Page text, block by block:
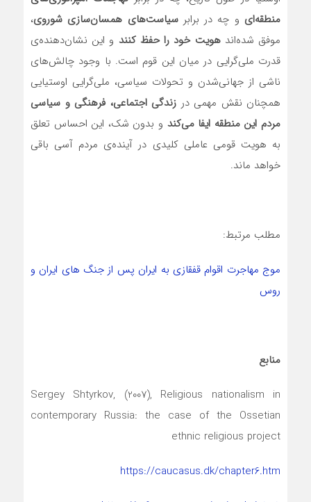
منطقه‌ای و چه در برابرسیاست‌های همسان‌سازی شوروی،
موفق شده‌اندهویت خود را حفظ کنند و این نشان‌دهنده‌ی
قدرت ملی‌گرایی در میان این قوم است. با وجود چالش‌های
ناشی از جهانی‌شدن و تحولات سیاسی، ملی‌گرایی اوستیایی
همچنان نقش مهمی در زندگی اجتماعی، فرهنگی و سیاسی
مردم این منطقه ایفا می‌کند و بدون شک، این احساس تعلق
به هویت قومی عاملی کلیدی در آینده‌ی مردم آسی باقی
خواهد ماند.
مطلب مرتبط:
موج مهاجرت اقوام قفقازی به ایران پس از جنگ های ایران و
روس
منابع
Sergey Shtyrkov, (2007), Religious nationalism in
contemporary Russia: the case of the Ossetian
ethnic religious project
https://caucasus.dk/chapter6.htm